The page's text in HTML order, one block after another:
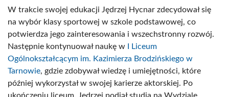
W trakcie swojej edukacji Jędrzej Hycnar zdecydował się
na wybór klasy sportowej w szkole podstawowej, co
potwierdza jego zainteresowania i wszechstronny rozwój.
Następnie kontynuował naukę w
I Liceum
Ogólnokształcącym im. Kazimierza Brodzińskiego w
Tarnowie, gdzie zdobywał wiedzę i umiejętności, które
później wykorzystał w swojej karierze aktorskiej. Po